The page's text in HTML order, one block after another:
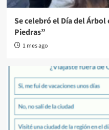
Se celebró el Día del
Piedras”
1 mes ago